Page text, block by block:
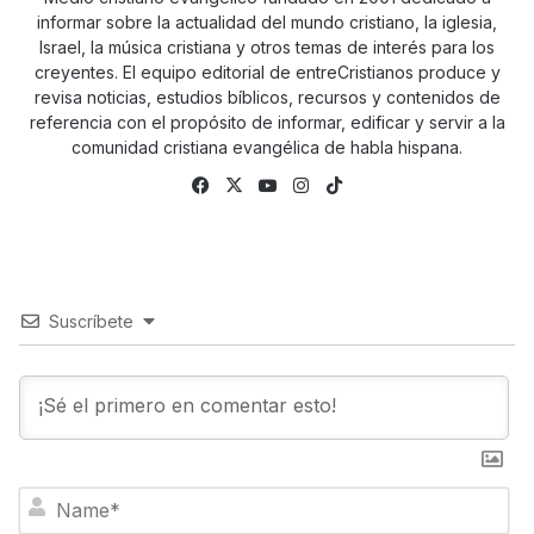
informar sobre la actualidad del mundo cristiano, la iglesia,
Israel, la música cristiana y otros temas de interés para los
creyentes. El equipo editorial de entreCristianos produce y
revisa noticias, estudios bíblicos, recursos y contenidos de
referencia con el propósito de informar, edificar y servir a la
comunidad cristiana evangélica de habla hispana.
Facebook
X YouTubeInstagram
Suscríbete